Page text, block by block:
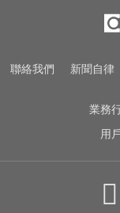
曾號
住處
《唐伯
聯絡我們 新聞自律
業務
用